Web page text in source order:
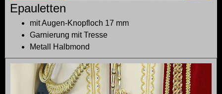
Epauletten
mit Augen-Knopfloch 17 mm
Garnierung mit Tresse
Metall Halbmond